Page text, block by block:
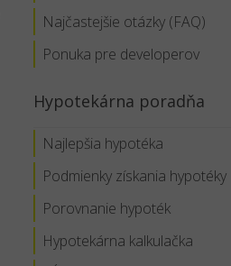
Najčastejšie otázky (FAQ)
Ponuka pre developerov
Hypotekárna poradňa
Najlepšia hypotéka
Podmienky získania hypotéky
Porovnanie hypoték
Hypotekárna kalkulačka